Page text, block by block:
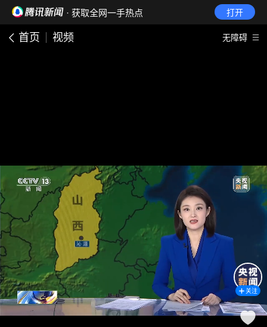
· 获取全网一手热点 打开
首页 视频 无障碍
关注